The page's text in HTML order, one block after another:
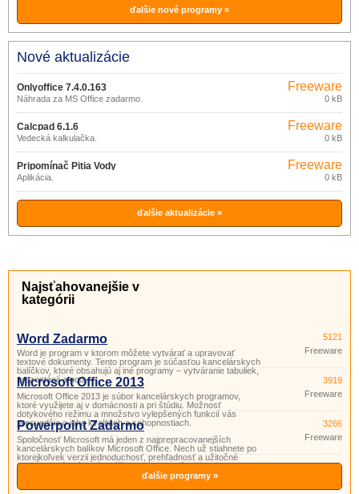
ďalšie nové programy »
Nové aktualizácie
Onlyoffice 7.4.0.163
Náhrada za MS Office zadarmo.
Freeware
0 kB
Calcpad 6.1.6
Vedecká kalkulačka.
Freeware
0 kB
Pripomínač Pitia Vody
Aplikácia.
Freeware
0 kB
ďalšie aktualizácie »
Najsťahovanejšie v
kategórii
Word Zadarmo
Word je program v ktorom môžete vytvárať a upravovať
textové dokumenty. Tento program je súčasťou kancelárskych
balíčkov, ktoré obsahujú aj iné programy – vytváranie tabuliek,
prezentácií a pod.
5121
Freeware
Microsoft Office 2013
Microsoft Office 2013 je súbor kancelárskych programov,
ktoré využijete aj v domácnosti a pri štúdiu. Možnosť
dotykového režimu a množstvo vylepšených funkcií vás
presvedčia o jeho kvalitách a schopnostiach.
3919
Freeware
Powerpoint Zadarmo
Spoločnosť Microsoft má jeden z najprepracovanejších
kancelárskych balíkov Microsoft Office. Nech už stiahnete po
ktorejkoľvek verzii jednoduchosť, prehľadnosť a užitočné
funkcie si vás získajú. Súčasťou tohto balíka je aj program
PowerPoint. Powerpoint je program vhodný na prípravu
3266
Freeware
ďalšie programy »